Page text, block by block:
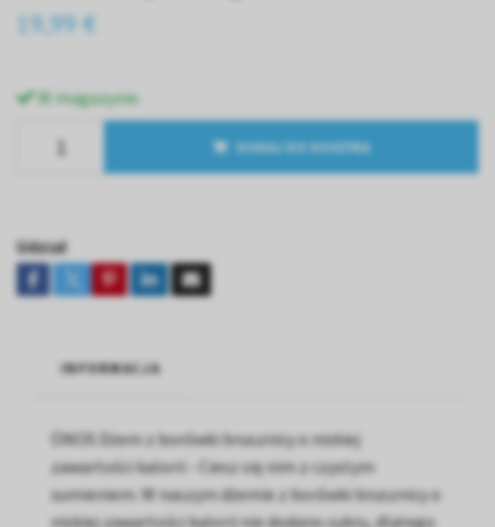
19,99 €
W magazynie.
DODAJ DO KOSZYKA
Udział
INFORMACJA
ÖNOS Dżem z borówki brusznicy o niskiej
zawartości kalorii - Ciesz się nim z czystym
sumieniem. W naszym dżemie z borówki brusznicy o
niskiej zawartości kalorii nie dodano cukru, dlatego